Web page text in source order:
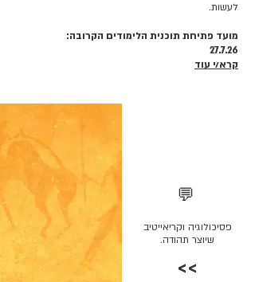
לעשות.
מועד פתיחת תוכנית הלימודים הקרובה:
27.7.26
קרא/י עוד
💬
פסיכולוגיה וקריאייטיב
שיוצר תהודה.
>>